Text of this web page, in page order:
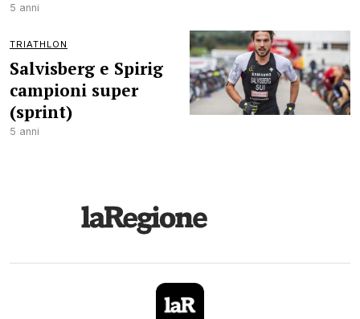
5 anni
TRIATHLON
Salvisberg e Spirig
campioni super
(sprint)
5 anni